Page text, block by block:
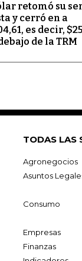
retomó su
y cerró en a
es decir,
de la TRM
TODAS LAS
Agronegocios
Asuntos
Consumo
Empresas
Finanzas